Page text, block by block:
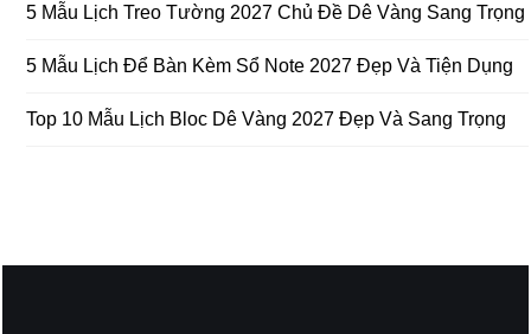
5 Mẫu Lịch Treo Tường 2027 Chủ Đề Dê Vàng Sang Trọng
5 Mẫu Lịch Để Bàn Kèm Sổ Note 2027 Đẹp Và Tiện Dụng
Top 10 Mẫu Lịch Bloc Dê Vàng 2027 Đẹp Và Sang Trọng